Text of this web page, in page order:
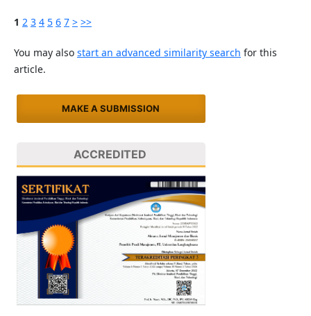
1 2 3 4 5 6 7 > >>
You may also start an advanced similarity search for this
article.
MAKE A SUBMISSION
ACCREDITED